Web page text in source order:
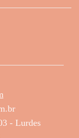
- Lurdes